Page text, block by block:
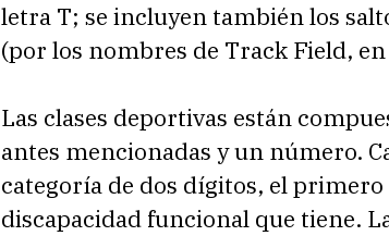
letra T; se incluyen también los
(por los nombres de Track Field,
Las clases deportivas están
antes mencionadas y un número.
categoría de dos dígitos, el
discapacidad funcional que tiene.